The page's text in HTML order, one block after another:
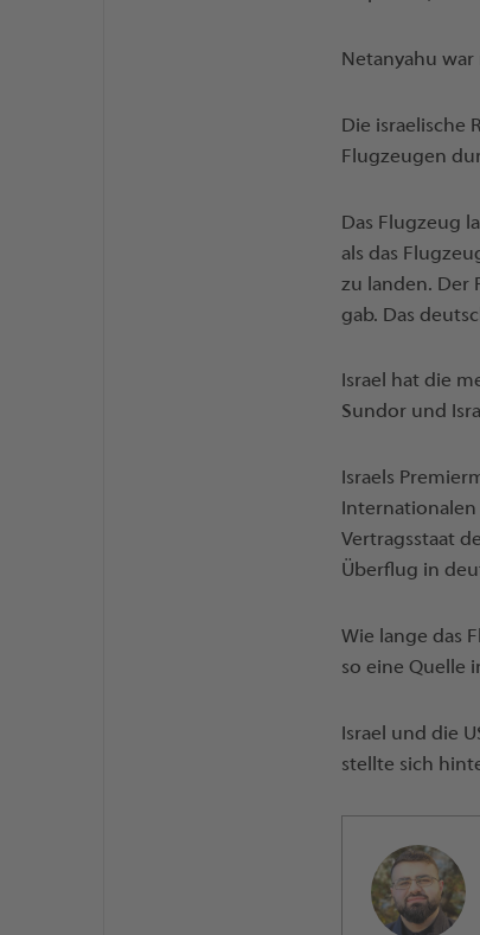
Netanyahu
Die israelische
Flugzeugen
Das Flugzeug
als das
zu landen. Der
gab. Das
Israel hat die
Sundor und
Israels
Internationalen
Vertragsstaat
Überflug in
Wie lange das
so eine Quelle
Israel und die
stellte sich